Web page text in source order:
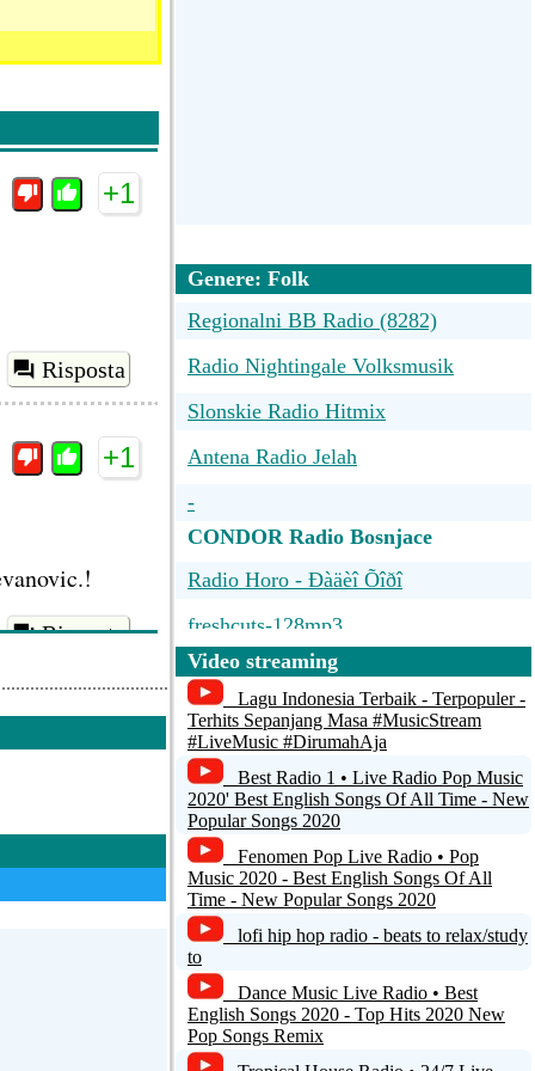
+1
Risposta
+1
Risposta
+1
Risposta
Genere: Folk
Regionalni BB Radio (8282)
Radio Nightingale Volksmusik
Slonskie Radio Hitmix
Antena Radio Jelah
-
CONDOR Radio Bosnjace
Radio Horo - Ðàäèî Õîðî
freshcuts-128mp3
freshcuts-64aac
www.radio3des.com
RADIO LJUBAV JAGODINA HQ
Video streaming
Lagu Indonesia Terbaik - Terpopuler -
Terhits Sepanjang Masa #MusicStream
#LiveMusic #DirumahAja
Best Radio 1 • Live Radio Pop Music
2020' Best English Songs Of All Time - New
Popular Songs 2020
Fenomen Pop Live Radio • Pop
Music 2020 - Best English Songs Of All
Time - New Popular Songs 2020
lofi hip hop radio - beats to relax/study
to
Dance Music Live Radio • Best
English Songs 2020 - Top Hits 2020 New
Pop Songs Remix